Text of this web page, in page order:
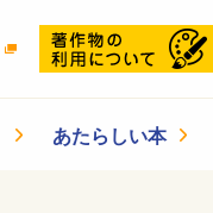
あたらしい本